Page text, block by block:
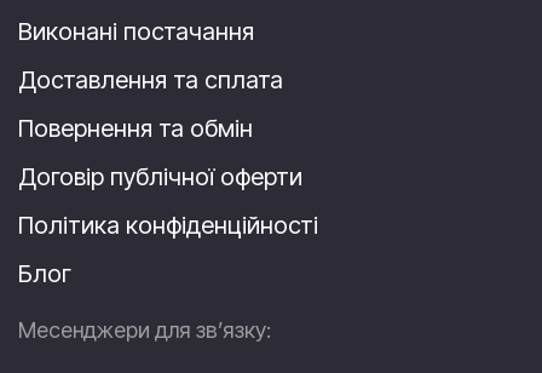
Виконані постачання
Доставлення та сплата
Повернення та обмін
Договір публічної оферти
Політика конфіденційності
Блог
Месенджери для зв’язку: